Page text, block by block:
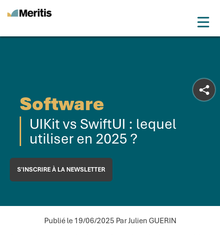
Software
UIKit vs SwiftUI : lequel
utiliser en 2025 ?
S'INSCRIRE À LA NEWSLETTER
Publié le 19/06/2025 Par Julien GUERIN